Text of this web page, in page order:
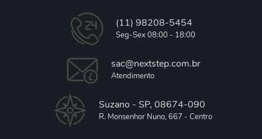
(11) 98208-5454
Seg-Sex 08:00 - 18:00
sac@nextstep.com.br
Atendimento
Suzano - SP, 08674-090
R. Monsenhor Nuno, 667 - Centro